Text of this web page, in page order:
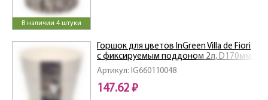
В наличии 4 штуки
Артикул: IG660110048
Горшок для цветов InGreen Villa de Fiori
с фиксируемым поддоном 2л, D170мм,
белоснежный жасмин
147.62 ₽